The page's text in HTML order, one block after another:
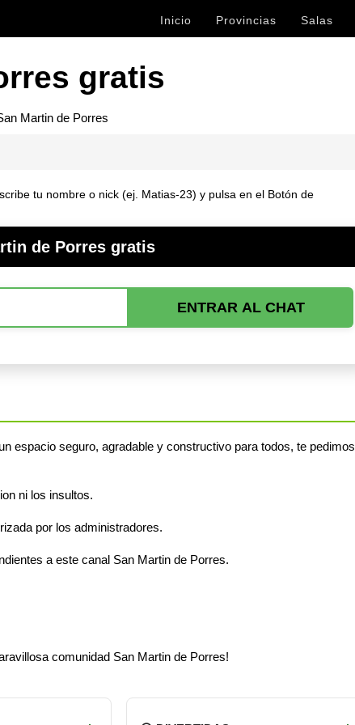
Inicio Provincias Salas
gratis
Martin de Porres
tu nombre o nick (ej. Matias-23) y pulsa en el Botón de
de Porres gratis
ENTRAR AL CHAT
espacio seguro, agradable y constructivo para todos, te pedimos
ni los insultos.
por los administradores.
a este canal San Martin de Porres.
comunidad San Martin de Porres!